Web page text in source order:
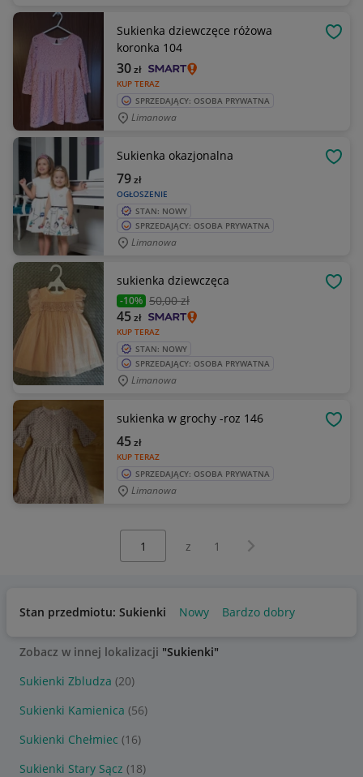
Sukienka dziewczęce różowa
koronka 104
KUP TERAZ
30zł
SPRZEDAJĄCY: OSOBA PRYWATNA
Limanowa
Sukienka okazjonalna
OGŁOSZENIE
79zł
STAN: NOWY
SPRZEDAJĄCY: OSOBA PRYWATNA
Limanowa
sukienka dziewczęca
-10% 50,00 zł
KUP TERAZ
45zł
STAN: NOWY
SPRZEDAJĄCY: OSOBA PRYWATNA
Limanowa
sukienka w grochy -roz 146
KUP TERAZ
45zł
SPRZEDAJĄCY: OSOBA PRYWATNA
Limanowa
z 1 Następna strona
Stan przedmiotu: Sukienki Nowy Bardzo dobry
Zobacz w innej lokalizacji "Sukienki"
Sukienki Zbludza (20)
Sukienki Kamienica (56)
Sukienki Chełmiec (16)
Sukienki Stary Sącz (18)